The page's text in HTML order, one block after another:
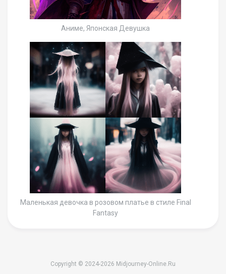
Аниме, Японская Девушка
Маленькая девочка в розовом платье в стиле Final
Fantasy
Copyright © 2024-2026 Midjourney-Online.Ru